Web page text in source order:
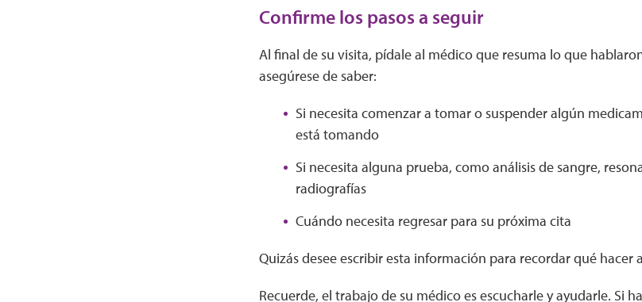
Confirme los pasos a seguir
Al final de su visita, pídale al médico que resuma lo que
asegúrese de saber:
Si necesita comenzar a tomar o suspender algún
está tomando
Si necesita alguna prueba, como análisis de sangre,
radiografías
Cuándo necesita regresar para su próxima cita
Quizás desee escribir esta información para recordar qué hacer
Recuerde, el trabajo de su médico es escucharle y ayudarle. Si